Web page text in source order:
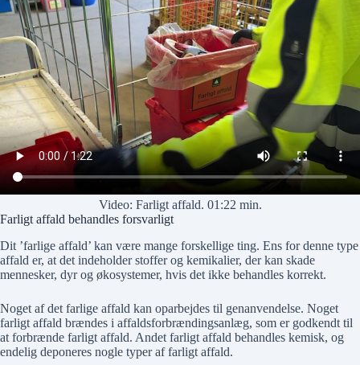
Video: Farligt affald. 01:22 min.
Farligt affald behandles forsvarligt
Dit ’farlige affald’ kan være mange forskellige ting. Ens for denne type
affald er, at det indeholder stoffer og kemikalier, der kan skade
mennesker, dyr og økosystemer, hvis det ikke behandles korrekt.
Noget af det farlige affald kan oparbejdes til genanvendelse. Noget
farligt affald brændes i affaldsforbrændingsanlæg, som er godkendt til
at forbrænde farligt affald. Andet farligt affald behandles kemisk, og
endelig deponeres nogle typer af farligt affald.